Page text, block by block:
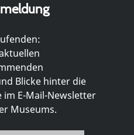
Blicke hinter die
im E-Mail-Newsletter
Museums.